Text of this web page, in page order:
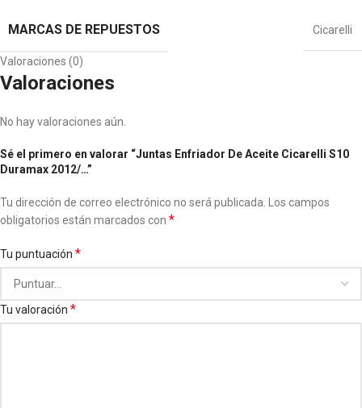
MARCAS DE REPUESTOS Cicarelli
Valoraciones (0)
Valoraciones
No hay valoraciones aún.
Sé el primero en valorar “Juntas Enfriador De Aceite Cicarelli S10
Duramax 2012/…”
Tu dirección de correo electrónico no será publicada.
Los campos
obligatorios están marcados con *
Tu puntuación *
Tu valoración *